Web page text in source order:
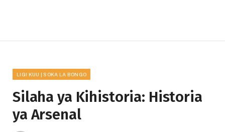
LIGI KUU | SOKA LA BONGO
Silaha ya Kihistoria: Historia
ya Arsenal